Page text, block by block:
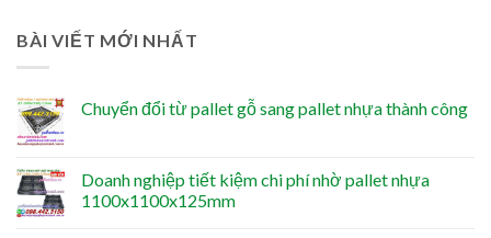
BÀI VIẾT MỚI NHẤT
Chuyển đổi từ pallet gỗ sang pallet nhựa thành công
Doanh nghiệp tiết kiệm chi phí nhờ pallet nhựa
1100x1100x125mm